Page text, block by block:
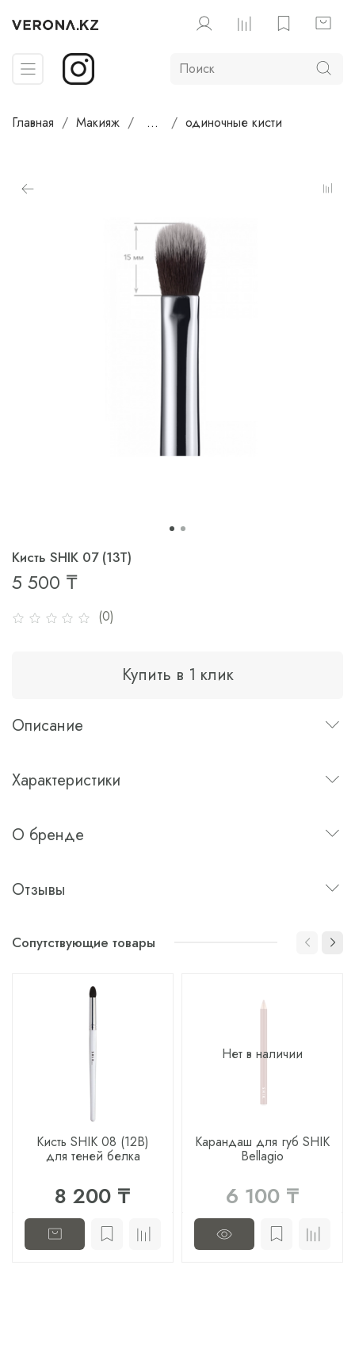
Главная Макияж ... одиночные кисти
(0)
Кисть SHIK 07 (13T)
5 500 ₸
Купить в 1 клик
Описание
Характеристики
О бренде
Отзывы
Сопутствующие товары
Кисть SHIK 08 (12B)
для теней белка
8 200 ₸
Нет в наличии
Карандаш для губ SHIK
Bellagio
6 100 ₸